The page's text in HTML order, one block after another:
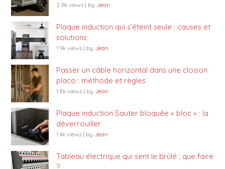
2.9k views | by Jean
Plaque induction qui s’éteint seule : causes et
solutions
1.9k views | by Jean
Passer un câble horizontal dans une cloison
placo : méthode et règles
1.8k views | by Jean
Plaque induction Sauter bloquée « bloc » : la
déverrouiller
1.4k views | by Jean
Tableau électrique qui sent le brûlé : que faire
?